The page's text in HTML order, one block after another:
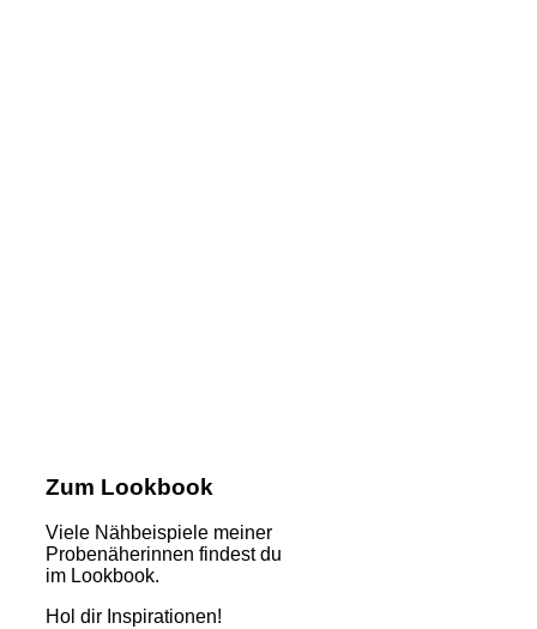
Zum Lookbook
Viele Nähbeispiele meiner
Probenäherinnen findest du
im Lookbook.
Hol dir Inspirationen!